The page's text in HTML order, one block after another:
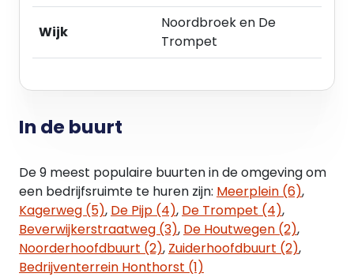
Wijk
Noordbroek en De
Trompet
In de buurt
De 9 meest populaire buurten in de omgeving om
een bedrijfsruimte te huren zijn: Meerplein (6),
Kagerweg (5), De Pijp (4), De Trompet (4),
Beverwijkerstraatweg (3), De Houtwegen (2),
Noorderhoofdbuurt (2), Zuiderhoofdbuurt (2),
Bedrijventerrein Honthorst (1)